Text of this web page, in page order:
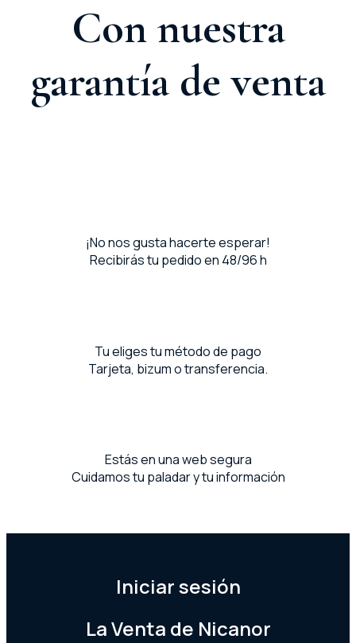
Con nuestra
garantía de venta
¡No nos gusta hacerte esperar!
Recibirás tu pedido en 48/96 h
Tu eliges tu método de pago
Tarjeta, bizum o transferencia.
Estás en una web segura
Cuidamos tu paladar y tu información
Iniciar sesión
La Venta de Nicanor